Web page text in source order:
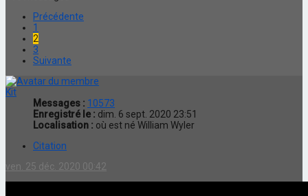
Précédente
1
2
3
Suivante
Kit
Messages : 10573
Enregistré le : dim. 6 sept. 2020 23:51
Localisation : où est né William Wyler
Citation
ven. 25 déc. 2020 00:42